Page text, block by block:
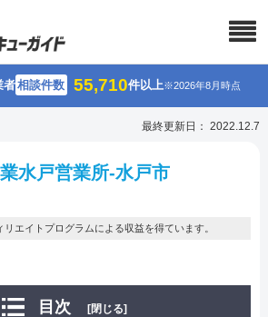
者相談件数 55,710件以上※2026年8月時点
最終更新日： 2022.12.7
水戸営業所-水戸市
エイトプログラムによる収益を得ています。
目次 [閉じる]